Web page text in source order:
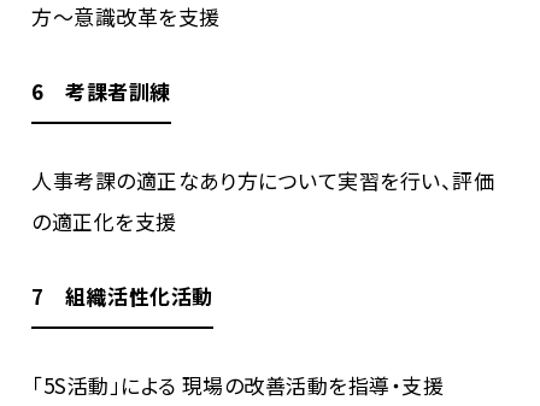
方～意識改革を支援
6 考課者訓練
人事考課の適正なあり方について実習を行い、評価
の適正化を支援
7 組織活性化活動
「5S活動」による 現場の改善活動を指導・支援